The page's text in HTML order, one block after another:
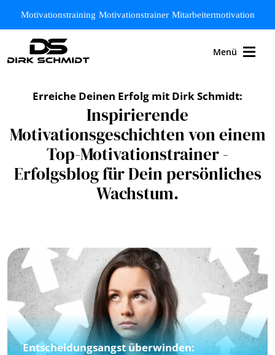
Motivationstraining Motivationstrainer Mitarbeitermotivation
Menü
Erreiche Deinen Erfolg mit Dirk Schmidt:
Inspirierende
Motivationsgeschichten von einem
Top-Motivationstrainer -
Erfolgsblog für Dein persönliches
Wachstum.
Entscheidungsangst überwinden: